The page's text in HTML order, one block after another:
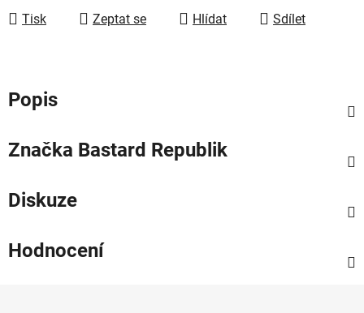
Tisk Zeptat se Hlídat Sdílet
Popis
Značka Bastard Republik
Diskuze
Hodnocení